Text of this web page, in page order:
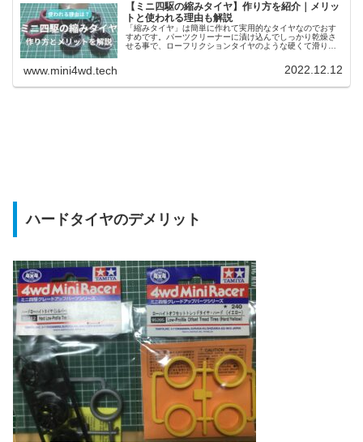
【ミニ四駆の縮みタイヤ】作り方を紹介｜メリッ
トと使われる理由も解説
「縮みタイヤ」は簡単に作れて実用的なタイヤなのでおす
すめです。パーツクリーナーに漬け込んでしっかり乾燥さ
せる事で、ローフリクションタイヤのような硬くて滑りや
く、今のミニ四駆でも使いやすいタイヤです。
www.mini4wd.tech 2022.12.12
ハードタイヤのデメリット